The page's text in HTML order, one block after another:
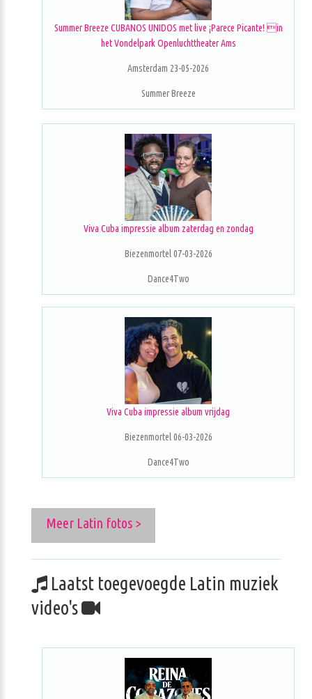
Summer Breeze CUBANOS UNIDOS met live ¡Parece Picante! in
het Vondelpark Openluchttheater Ams
Amsterdam 23-05-2026
Summer Breeze
Viva Cuba impressie album zaterdag en zondag
Biezenmortel 07-03-2026
Dance4Two
Viva Cuba impressie album vrijdag
Biezenmortel 06-03-2026
Dance4Two
Meer Latin fotos >
Laatst toegevoegde Latin muziek
video's